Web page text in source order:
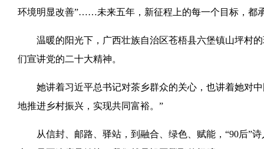
环境明显改善”……未来五年，新征程上的每一个目标，都
温暖的阳光下，广西壮族自治区苍梧县六堡镇山坪村的
们宣讲党的二十大精神。
她讲着习近平总书记对茶乡群众的关心，也讲着她对中
地推进乡村振兴，实现共同富裕。”
从信封、邮路、驿站，到融合、绿色、赋能，“90后”诗